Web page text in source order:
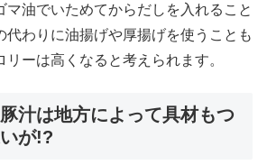
マ油でいためてからだしを入れること
代わりに油揚げや厚揚げを使うことも
ーは高くなると考えられます。
汁は地方によって具材もつ
が!?